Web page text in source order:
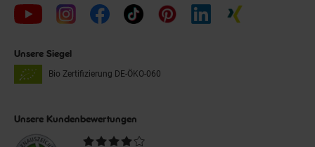
Unsere Siegel
Bio Zertifizierung DE-ÖKO-060
Unsere Kundenbewertungen
Durchschnittliche